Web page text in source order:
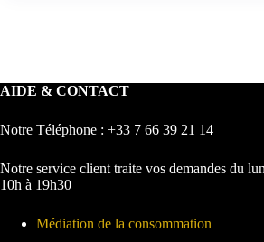
AIDE & CONTACT
Notre Téléphone : +33 7 66 39 21 14
Notre service client traite vos demandes du
10h à 19h30
Médiation de la consommation